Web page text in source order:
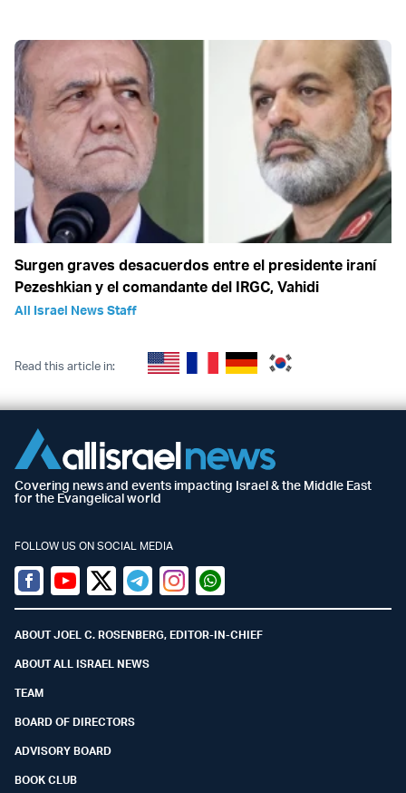
Surgen graves desacuerdos entre el presidente iraní
Pezeshkian y el comandante del IRGC, Vahidi
All Israel News Staff
Read this article in:
Covering news and events impacting Israel & the Middle East
for the Evangelical world
FOLLOW US ON SOCIAL MEDIA
Facebook
YoutubeTwitter (X)
TelegramInstagramWhatsapp
ABOUT JOEL C. ROSENBERG, EDITOR-IN-CHIEF
ABOUT ALL ISRAEL NEWS
TEAM
BOARD OF DIRECTORS
ADVISORY BOARD
BOOK CLUB